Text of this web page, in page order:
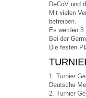
DeCoV und
Mit vielen
betreiben.
Es werden
Bei der
Die festen
1. Turnier
Deutsche
2. Turnier